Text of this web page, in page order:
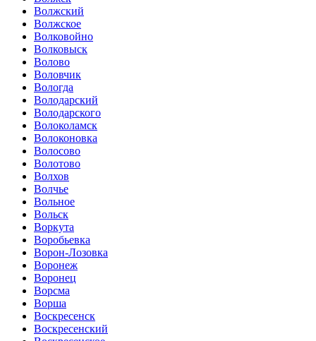
Волжский
Волжское
Волковойно
Волковыск
Волово
Воловчик
Вологда
Володарский
Володарского
Волоколамск
Волоконовка
Волосово
Волотово
Волхов
Волчье
Вольное
Вольск
Воркута
Воробьевка
Ворон-Лозовка
Воронеж
Воронец
Ворсма
Ворша
Воскресенск
Воскресенский